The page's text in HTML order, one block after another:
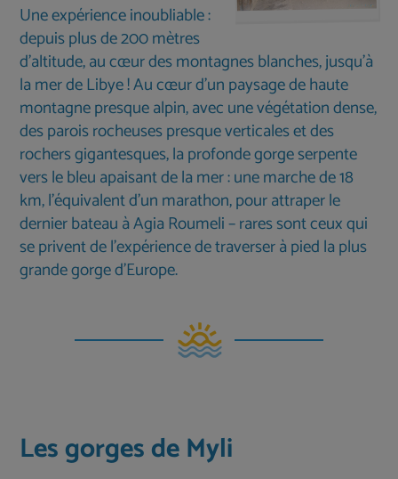
Une expérience inoubliable :
depuis plus de 200 mètres
d’altitude, au cœur des montagnes blanches, jusqu’à
la mer de Libye ! Au cœur d’un paysage de haute
montagne presque alpin, avec une végétation dense,
des parois rocheuses presque verticales et des
rochers gigantesques, la profonde gorge serpente
vers le bleu apaisant de la mer : une marche de 18
km, l’équivalent d’un marathon, pour attraper le
dernier bateau à Agia Roumeli – rares sont ceux qui
se privent de l’expérience de traverser à pied la plus
grande gorge d’Europe.
Les gorges de Myli